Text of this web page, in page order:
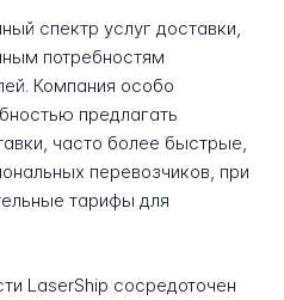
спектр услуг доставки,
потребностям
Компания особо
предлагать
часто более быстрые,
перевозчиков, при
тарифы для
LaserShip сосредоточен